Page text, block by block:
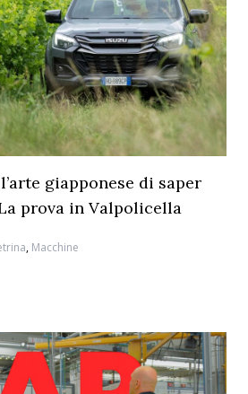
giapponese di saper
prova in Valpolicella
, Macchine